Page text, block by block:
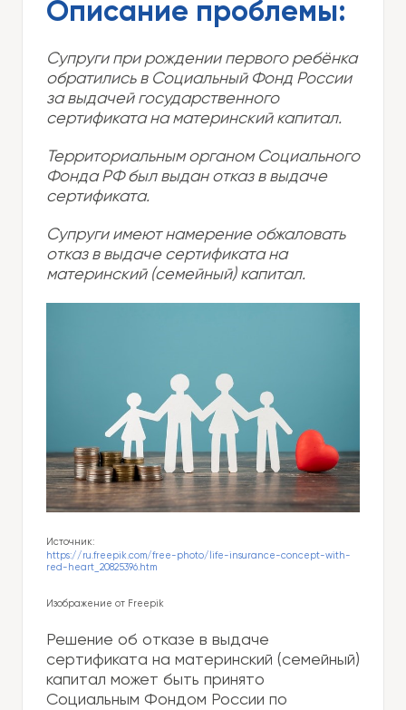
Описание проблемы:
Супруги при рождении первого ребёнка
обратились в Социальный Фонд России
за выдачей государственного
сертификата на материнский капитал.
Территориальным органом Социального
Фонда РФ был выдан отказ в выдаче
сертификата.
Супруги имеют намерение обжаловать
отказ в выдаче сертификата на
материнский (семейный) капитал.
Источник:
https://ru.freepik.com/free-photo/life-insurance-concept-with-
red-heart_20825396.htm
Изображение от Freepik
Решение об отказе в выдаче
сертификата на материнский (семейный)
капитал может быть принято
Социальным Фондом России по